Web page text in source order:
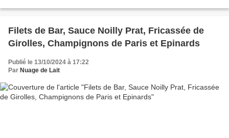
Filets de Bar, Sauce Noilly Prat, Fricassée de
Girolles, Champignons de Paris et Epinards
Publié le 13/10/2024 à 17:22
Par Nuage de Lait